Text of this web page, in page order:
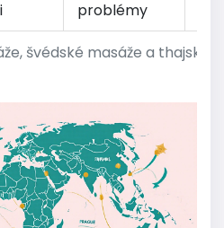
švédské masáže a thajské
problémy